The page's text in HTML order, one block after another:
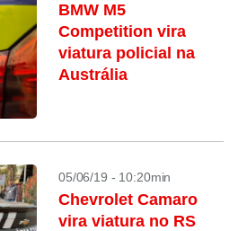
BMW M5
Competition vira
viatura policial na
Austrália
05/06/19 - 10:20min
Chevrolet Camaro
vira viatura no RS